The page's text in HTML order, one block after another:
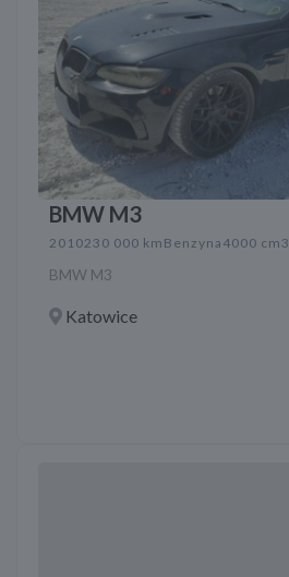
BMW M3
2010230 000 km Benzyna 4000 cm3
BMW M3
Katowice